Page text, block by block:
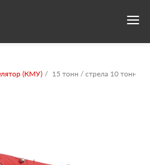
(КМУ) 15 тонн / стрела 10 тонн